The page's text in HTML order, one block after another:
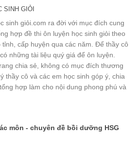
SINH GIỎI
sinh giỏi.com ra đời với mục đích cung
hợp đề thi ôn luyện học sinh giỏi theo
cấp huyện qua các năm. Để thầy cô
những tài liệu quý giá để ôn luyện.
chia sẻ, không có mục đích thương
thầy cô và các em học sinh góp ý, chia
hợp làm cho nội dung phong phú và
môn - chuyên đề bồi dưỡng HSG